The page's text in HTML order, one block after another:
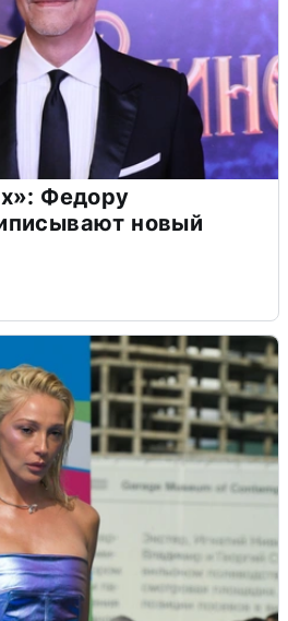
Федору
новый